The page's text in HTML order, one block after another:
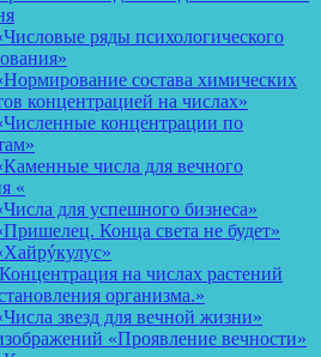
ряды психологического
состава химических
концентрацией на числах»
концентрации по
числа для вечного
«
для успешного бизнеса»
Конца света не будет»
на числах растений
организма.»
звезд для вечной жизни»
«Проявление вечности»